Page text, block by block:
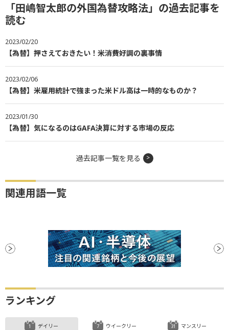
「田嶋智太郎の外国為替攻略法」の過去記事を
読む
2023/02/20
【為替】押さえておきたい！米消費好調の裏事情
2023/02/06
【為替】米雇用統計で強まった米ドル高は一時的なものか？
2023/01/30
【為替】気になるのはGAFA決算に対する市場の反応
過去記事一覧を見る
関連用語一覧
ランキング
デイリー ウイークリー マンスリー